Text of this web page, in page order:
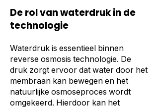
De rol van waterdruk in de
technologie
Waterdruk is essentieel binnen
reverse osmosis technologie. De
druk zorgt ervoor dat water door het
membraan kan bewegen en het
natuurlijke osmoseproces wordt
omgekeerd. Hierdoor kan het